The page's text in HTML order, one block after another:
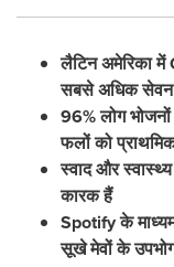
लैटिन अमेरिका में
सबसे अधिक सेवन
96% लोग
फलों को
स्वाद और
कारक हैं
Spotify के
सूखे मेवों के उपभोग